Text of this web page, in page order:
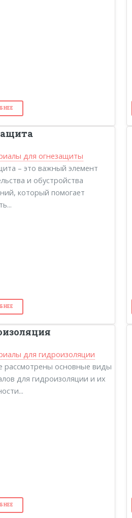
– это важный элемент
и обустройства
который помогает
рассмотрены основные виды
для гидроизоляции и их